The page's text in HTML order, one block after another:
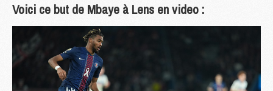
Voici ce but de Mbaye à Lens en video :